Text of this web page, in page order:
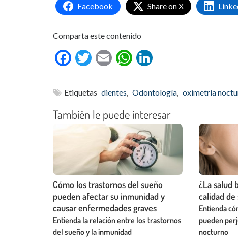
Facebook Share on X
Comparta este contenido
Facebook
Twitter
EmailWhatsApp
Etiquetas dientes, Odontología, oximetría
También le puede interesar
Cómo los trastornos del sueño
pueden afectar su inmunidad y
causar enfermedades graves
Entienda la relación entre los trastornos
del sueño y la inmunidad
¿La salud
calidad de
Entienda
pueden
nocturno